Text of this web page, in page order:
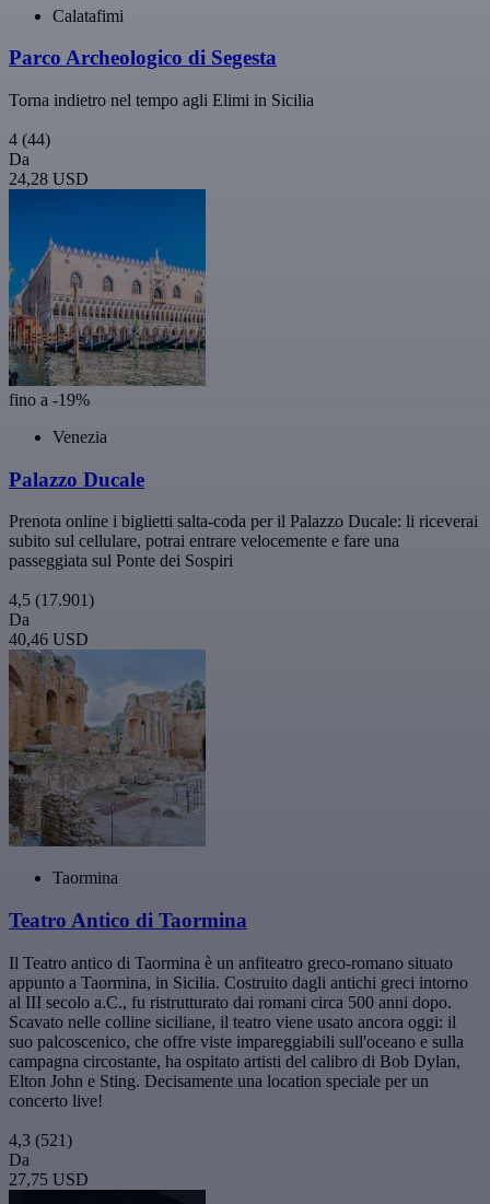
Calatafimi
Parco Archeologico di Segesta
Torna indietro nel tempo agli Elimi in Sicilia
4 (44)
Da
24,28 USD
fino a -19%
Venezia
Palazzo Ducale
Prenota online i biglietti salta-coda per il Palazzo Ducale: li riceverai
subito sul cellulare, potrai entrare velocemente e fare una
passeggiata sul Ponte dei Sospiri
4,5 (17.901)
Da
40,46 USD
Taormina
Teatro Antico di Taormina
Il Teatro antico di Taormina è un anfiteatro greco-romano situato
appunto a Taormina, in Sicilia. Costruito dagli antichi greci intorno
al III secolo a.C., fu ristrutturato dai romani circa 500 anni dopo.
Scavato nelle colline siciliane, il teatro viene usato ancora oggi: il
suo palcoscenico, che offre viste impareggiabili sull'oceano e sulla
campagna circostante, ha ospitato artisti del calibro di Bob Dylan,
Elton John e Sting. Decisamente una location speciale per un
concerto live!
4,3 (521)
Da
27,75 USD